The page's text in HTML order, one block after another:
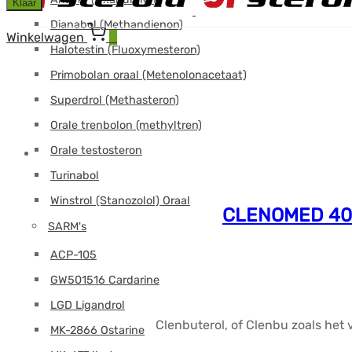
Dianabol (Methandienon)
Halotestin (Fluoxymesteron)
Primobolan oraal (Metenolonacetaat)
Superdrol (Methasteron)
Orale trenbolon (methyltren)
Orale testosteron
Turinabol
Winstrol (Stanozolol) Oraal
SARM's
ACP-105
GW501516 Cardarine
LGD Ligandrol
MK-2866 Ostarine
Winkelwagen
Klaar
CLENOMED
Clenbuterol, of Clenbu zoals